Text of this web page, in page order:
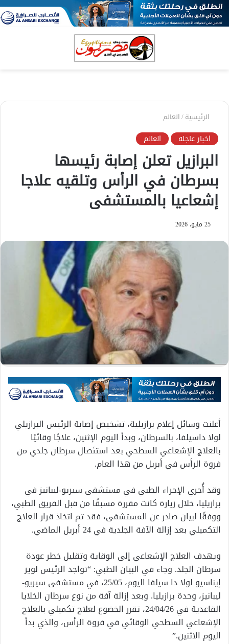
الرئيسية/العالم
اخبار عاجله العالم
البرازيل تعلن إصابة رئيسها
بسرطان في الرأس وتلقيه علاجا
إشعاعيا بالمستشفى
25 مايو، 2026
أعلنت وسائل إعلام برازيلية، تشخيص إصابة الرئيس البرازيلي
لولا داسيلفا، بالسرطان، وبدأ اليوم الإثنين، علاجًا وقائيًا
بالعلاج الإشعاعي السطحي بعد استئصال سرطان جلدي من
فروة الرأس في أبريل من هذا العام.
وقد أُجري الإجراء الطبي في مستشفى سيريو-ليبانيز في
برازيليا، خلال زيارة كانت مقررة مسبقًا من قبل الفريق الطبي،
ووفقًا لبيان صادر عن المستشفى، فقد تم اتخاذ قرار العلاج
التكميلي بعد إزالة الآفة الجلدية في 24 أبريل الماضي.
ويهدف العلاج الإشعاعي إلى الوقاية وتقليل خطر عودة
سرطان الجلد. وجاء في البيان الطبي: “تواجد الرئيس لويز
إيناسيو لولا دا سيلفا اليوم، 25/05، في مستشفى سيريو-
ليبانيز، وحدة برازيليا. وبعد إزالة آفة من نوع سرطان الخلايا
القاعدية في 24/04/26، تقرر الخضوع لعلاج تكميلي بالعلاج
الإشعاعي السطحي الوقائي في فروة الرأس، والذي بدأ
اليوم الاثنين.”